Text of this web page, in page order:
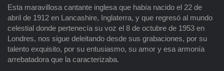
Esta maravillosa cantante inglesa que había nacido el 22 de
abril de 1912 en Lancashire, Inglaterra, y que regresó al mundo
celestial donde pertenecía su voz el 8 de octubre de 1953 en
Londres, nos sigue deleitando desde sus grabaciones, por su
talento exquisito, por su entusiasmo, su amor y esa armonía
arrebatadora que la caracterizaba.